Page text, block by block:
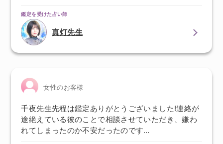
鑑定を受けた占い師
真灯先生
女性のお客様
千夜先生先程は鑑定ありがとうございました!連絡が
途絶えている彼のことで相談させていただき、嫌わ
れてしまったのか不安だったのです…